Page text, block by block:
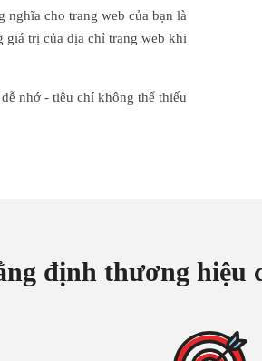
nghĩa cho trang web của bạn là
trị của địa chỉ trang web khi
nhớ - tiêu chí không thể thiếu
định thương hiệu